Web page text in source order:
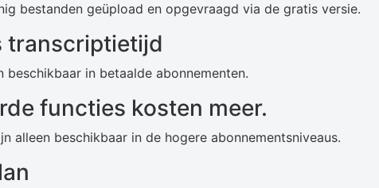
bestanden geüpload en opgevraagd via de gratis versie.
transcriptietijd
beschikbaar in betaalde abonnementen.
functies kosten meer.
alleen beschikbaar in de hogere abonnementsniveaus.